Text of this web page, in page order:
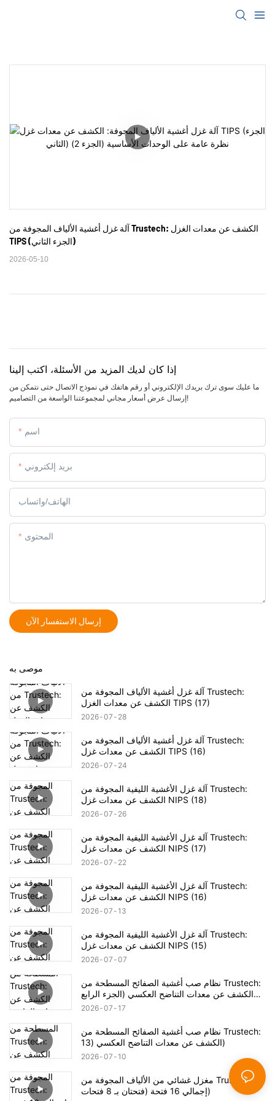
آلة غزل أغشية الألياف المجوفة من Trustech: الكشف عن معدات الغزل
TIPS (الجزء الثاني)
2026-05-10
إذا كان لديك المزيد من الأسئلة، اكتب إلينا
ما عليك سوى ترك بريدك الإلكتروني أو رقم هاتفك في نموذج الاتصال حتى نتمكن من
إرسال عرض أسعار مجاني لمجموعتنا الواسعة من التصاميم!
اسم
بريد إلكتروني
الهاتف/واتساب
المحتوى
إرسال الاستفسار الآن
موصى به
آلة غزل أغشية الألياف المجوفة من Trustech:
الكشف عن معدات الغزل TIPS (17)
2026 07 28
آلة غزل أغشية الألياف المجوفة من Trustech:
الكشف عن معدات غزل TIPS (16)
2026 07 24
آلة غزل الأغشية الليفية المجوفة من Trustech:
الكشف عن معدات غزل NIPS (18)
2026 07 26
آلة غزل الأغشية الليفية المجوفة من Trustech:
الكشف عن معدات غزل NIPS (17)
2026 07 22
آلة غزل الأغشية الليفية المجوفة من Trustech:
الكشف عن معدات غزل NIPS (16)
2026 07 13
آلة غزل الأغشية الليفية المجوفة من Trustech:
الكشف عن معدات غزل NIPS (15)
2026 07 07
نظام صب أغشية الصفائح المسطحة من Trustech:
الكشف عن معدات التناضح العكسي (الجزء الرابع
عشر)2026 07 17
نظام صب أغشية الصفائح المسطحة من Trustech:
الكشف عن معدات التناضح العكسي (13)
2026 07 10
مغزل غشائي من الألياف المجوفة من Trustech:
إجمالي 16 فتحة (فتحتان بـ 8 فتحات)